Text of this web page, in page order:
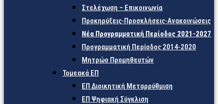
Στελέχωση – Επικοινωνία
Προκηρύξεις-Προσκλήσεις-Ανακοινώσεις
Νέα Προγραμματική Περίοδος 2021-2027
Προγραμματική Περίοδος 2014-2020
Μητρώο Προμηθευτών
Τομεακά ΕΠ
ΕΠ Διοικητική Μεταρρύθμιση
ΕΠ Ψηφιακή Σύγκλιση